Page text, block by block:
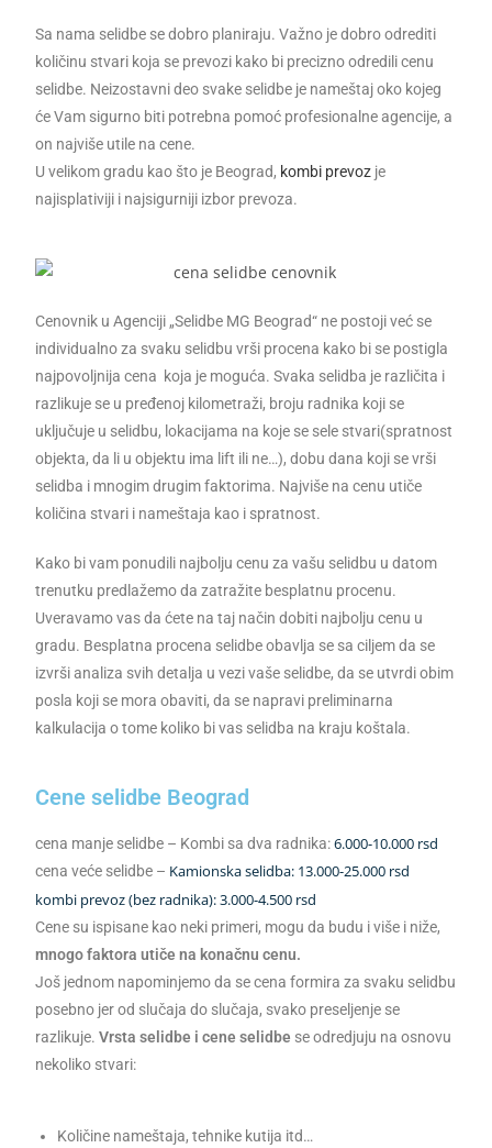
Sa nama selidbe se dobro planiraju. Važno je dobro odrediti
količinu stvari koja se prevozi kako bi precizno odredili cenu
selidbe. Neizostavni deo svake selidbe je nameštaj oko kojeg
će Vam sigurno biti potrebna pomoć profesionalne agencije, a
on najviše utile na cene.
U velikom gradu kao što je Beograd, kombi prevoz je
najisplativiji i najsigurniji izbor prevoza.
Cenovnik u Agenciji „Selidbe MG Beograd“ ne postoji već se
individualno za svaku selidbu vrši procena kako bi se postigla
najpovoljnija cena koja je moguća. Svaka selidba je različita i
razlikuje se u pređenoj kilometraži, broju radnika koji se
uključuje u selidbu, lokacijama na koje se sele stvari(spratnost
objekta, da li u objektu ima lift ili ne…), dobu dana koji se vrši
selidba i mnogim drugim faktorima. Najviše na cenu utiče
količina stvari i nameštaja kao i spratnost.
Kako bi vam ponudili najbolju cenu za vašu selidbu u datom
trenutku predlažemo da zatražite besplatnu procenu.
Uveravamo vas da ćete na taj način dobiti najbolju cenu u
gradu. Besplatna procena selidbe obavlja se sa ciljem da se
izvrši analiza svih detalja u vezi vaše selidbe, da se utvrdi obim
posla koji se mora obaviti, da se napravi preliminarna
kalkulacija o tome koliko bi vas selidba na kraju koštala.
Cene selidbe Beograd
cena manje selidbe – Kombi sa dva radnika:6.000-10.000 rsd
cena veće selidbe – Kamionska selidba: 13.000-25.000 rsd
kombi prevoz (bez radnika):3.000-4.500 rsd
Cene su ispisane kao neki primeri, mogu da budu i više i niže,
mnogo faktora utiče na konačnu cenu.
Još jednom napominjemo da se cena formira za svaku selidbu
posebno jer od slučaja do slučaja, svako preseljenje se
razlikuje.Vrsta selidbe i cene selidbe se odredjuju na osnovu
nekoliko stvari:
Količine nameštaja, tehnike kutija itd…